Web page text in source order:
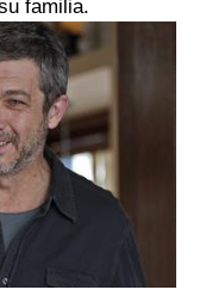
familia.